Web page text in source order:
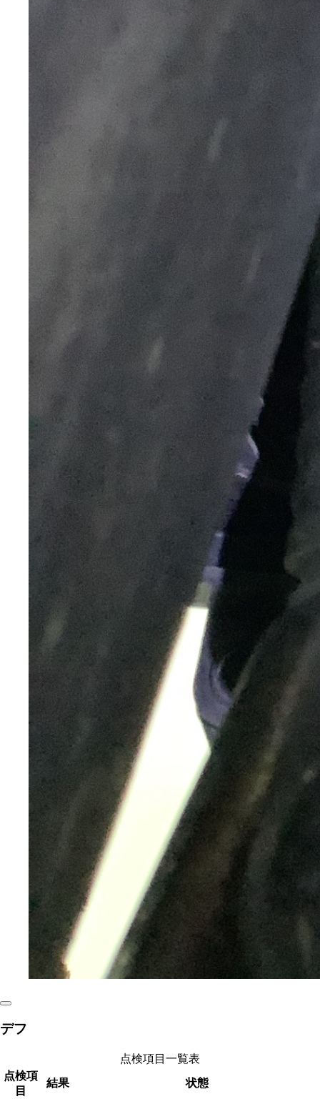
デフ
点検項目一覧表
点検項
目
結果 状態